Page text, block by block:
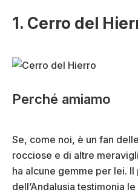
1. Cerro del
Perché amiamo
Se, come noi, è un fan
rocciose e di altre
ha alcune gemme per lei.
dell’Andalusia testimonia